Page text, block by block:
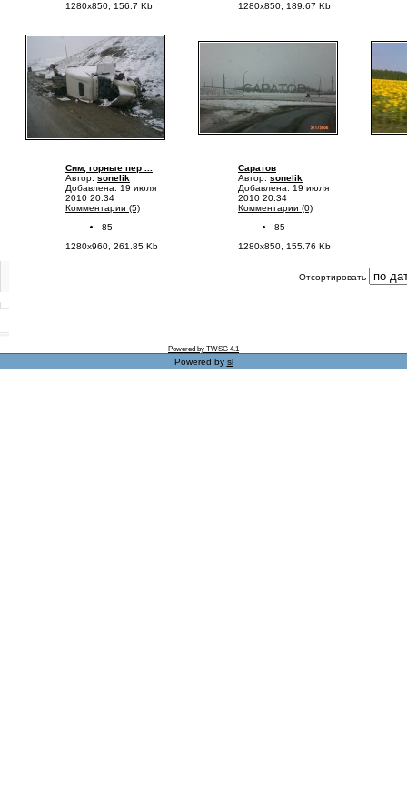
1280x850, 156.7 Kb
1280x850, 189.67 Kb
Сим, горные пер ...
Автор: sonelik
Добавлена: 19 июля
2010 20:34
Комментарии (5)
85
1280x960, 261.85 Kb
Саратов
Автор: sonelik
Добавлена: 19 июля
2010 20:34
Комментарии (0)
85
1280x850, 155.76 Kb
Отсортировать
Powered by TWSG 4.1
Powered by sl